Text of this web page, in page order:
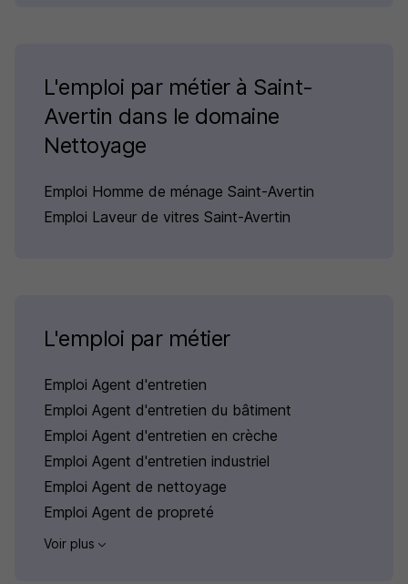
L'emploi par métier à Saint-
Avertin dans le domaine
Nettoyage
Emploi Homme de ménage Saint-Avertin
Emploi Laveur de vitres Saint-Avertin
L'emploi par métier
Emploi Agent d'entretien
Emploi Agent d'entretien du bâtiment
Emploi Agent d'entretien en crèche
Emploi Agent d'entretien industriel
Emploi Agent de nettoyage
Emploi Agent de propreté
Voir plus